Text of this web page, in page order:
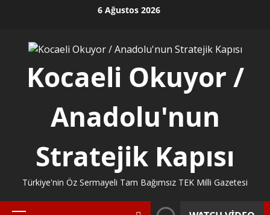
6 Ağustos 2026
Kocaeli Okuyor /
Anadolu'nun
Stratejik Kapısı
Türkiye'nin Öz Sermayeli Tam Bağımsız TEK Milli Gazetesi